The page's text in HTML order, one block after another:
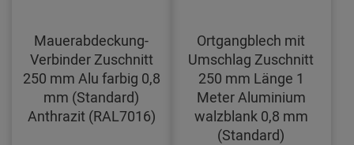
Mauerabdeckung-
Verbinder Zuschnitt
250 mm Alu farbig 0,8
mm (Standard)
Anthrazit (RAL7016)
Ortgangblech mit
Umschlag Zuschnitt
250 mm Länge 1
Meter Aluminium
walzblank 0,8 mm
(Standard)